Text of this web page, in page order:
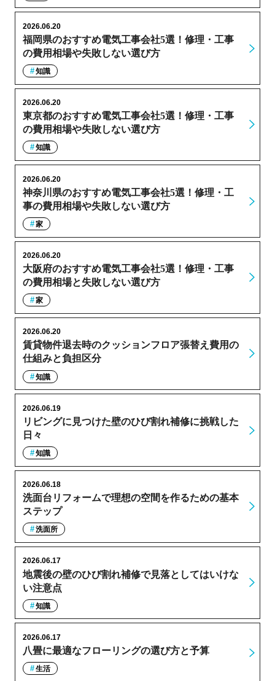
福岡県のおすすめ電気工事会社5選！修理・工事
の費用相場や失敗しない選び方
2026.06.20
知識
東京都のおすすめ電気工事会社5選！修理・工事
の費用相場や失敗しない選び方
2026.06.20
知識
神奈川県のおすすめ電気工事会社5選！修理・工
事の費用相場や失敗しない選び方
2026.06.20
家
大阪府のおすすめ電気工事会社5選！修理・工事
の費用相場と失敗しない選び方
2026.06.20
家
賃貸物件退去時のクッションフロア張替え費用の
仕組みと負担区分
2026.06.20
知識
リビングに見つけた壁のひび割れ補修に挑戦した
日々
2026.06.19
知識
洗面台リフォームで理想の空間を作るための基本
ステップ
2026.06.18
洗面所
地震後の壁のひび割れ補修で見落としてはいけな
い注意点
2026.06.17
知識
八畳に最適なフローリングの選び方と予算
2026.06.17
生活